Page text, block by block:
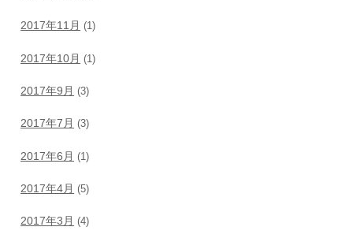
2017年11月 (1)
2017年10月 (1)
2017年9月 (3)
2017年7月 (3)
2017年6月 (1)
2017年4月 (5)
2017年3月 (4)